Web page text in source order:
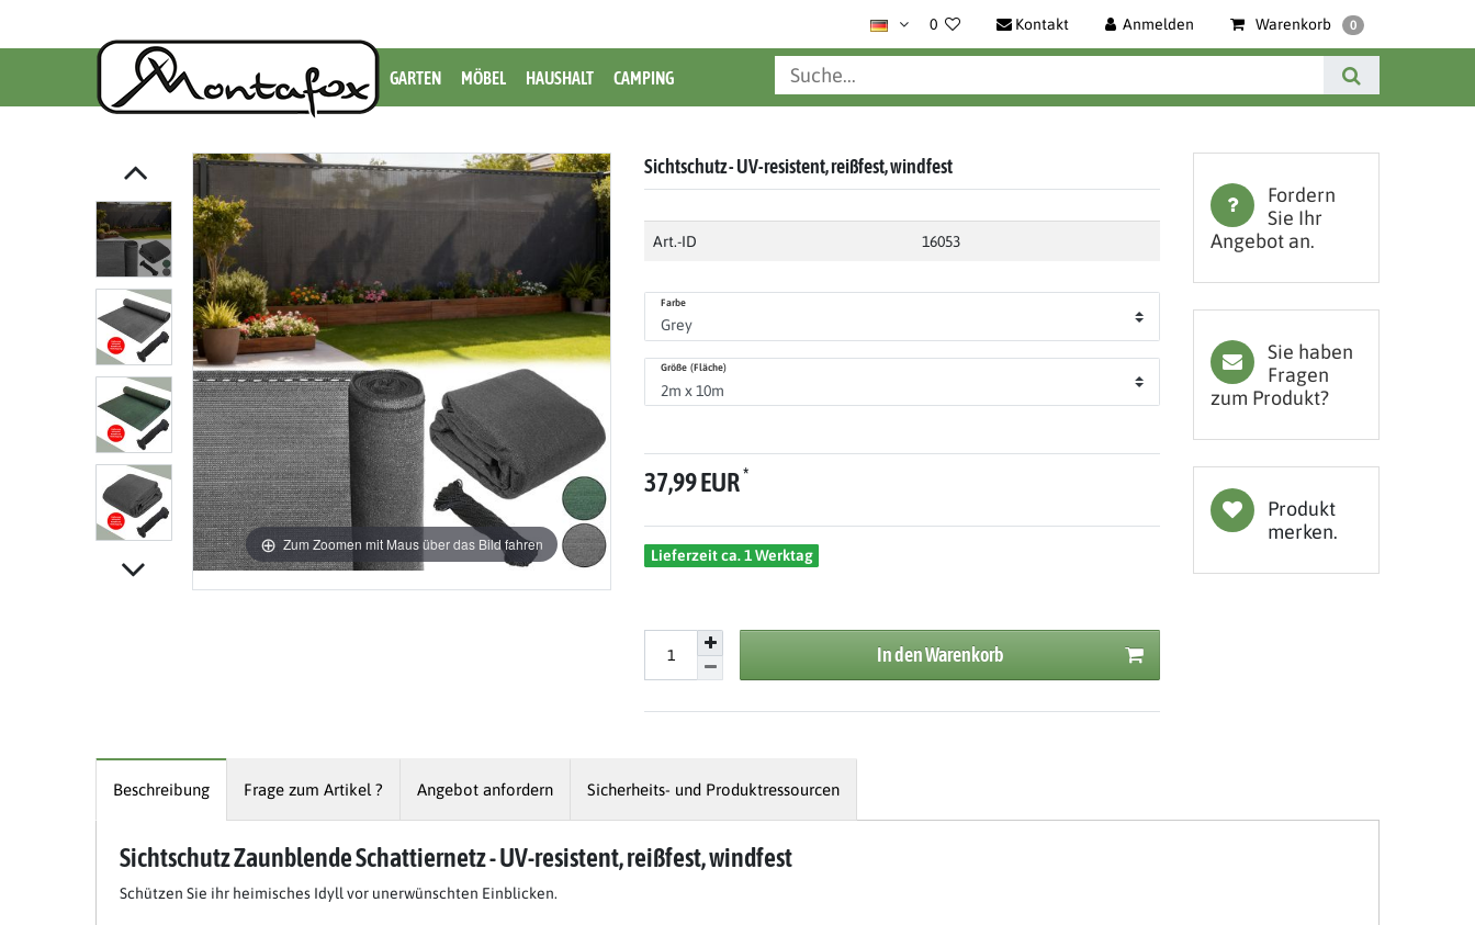
0 Kontakt Anmelden Warenkorb 0
GARTEN MÖBEL HAUSHALT CAMPING
Zum Zoomen mit Maus über das Bild fahren
Sichtschutz - UV-resistent, reißfest, windfest
Art.-ID 16053
Farbe
Größe (Fläche)
37,99 EUR*
Lieferzeit ca. 1 Werktag
In den Warenkorb
Fordern
Sie Ihr
Angebot an.
Sie haben
Fragen
zum Produkt?
Produkt
merken.
Beschreibung Frage zum Artikel ? Angebot anfordern Sicherheits- und Produktressourcen
Sichtschutz Zaunblende Schattiernetz - UV-resistent, reißfest, windfest
Schützen Sie ihr heimisches Idyll vor unerwünschten Einblicken.